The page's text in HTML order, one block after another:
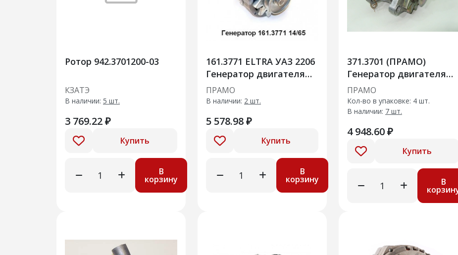
Ротор 942.3701200-03
КЗАТЭ
В наличии: 5 шт.
3 769.22 ₽
Купить
В
корзину
161.3771 ELTRA УАЗ 2206
Генератор двигателя
автомобиля
ПРАМО
В наличии: 2 шт.
5 578.98 ₽
Купить
В
корзину
371.3701 (ПРАМО)
Генератор двигателя
авт.ВАЗ 21213, 2131
ПРАМО
Кол-во в упаковке: 4 шт.
В наличии: 7 шт.
4 948.60 ₽
Купить
В